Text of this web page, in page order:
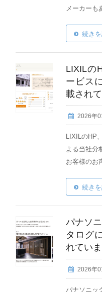
メーカーも
続き
LIXILの
ービス
載され
2026年
LIXILのHP
よる当社分
お客様のお
続き
パナソ
タログ
れてい
2026年
パナソニ